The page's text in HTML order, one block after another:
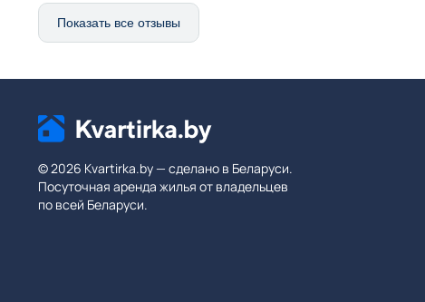
Показать все отзывы
© 2026 Kvartirka.by — сделано в Беларуси.
Посуточная аренда жилья от владельцев
по всей Беларуси.